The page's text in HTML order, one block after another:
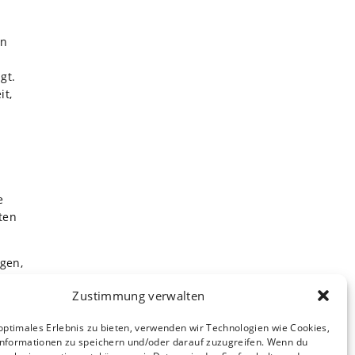
Zustimmung verwalten
Erlebnis zu bieten, verwenden wir Technologien wie Cookies,
zu speichern und/oder darauf zuzugreifen. Wenn du